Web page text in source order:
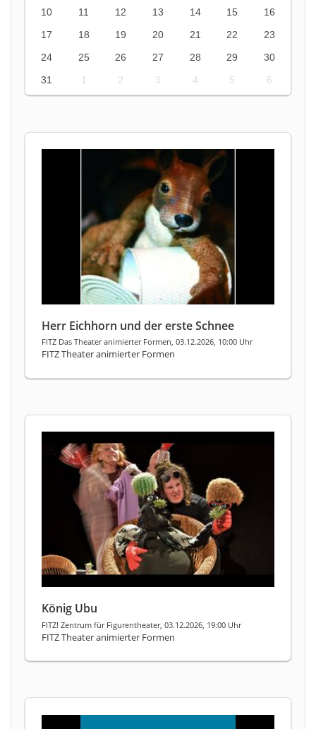
10
11 12 13 14 15
16
17
18 19 20 21 22
23
24
25 26 27 28 29
30
31
1 2 3 4 5 6
Herr Eichhorn und der erste Schnee
FITZ Das Theater animierter Formen, 03.12.2026, 10:00 Uhr
FITZ Theater animierter Formen
König Ubu
FITZ! Zentrum für Figurentheater, 03.12.2026, 19:00 Uhr
FITZ Theater animierter Formen